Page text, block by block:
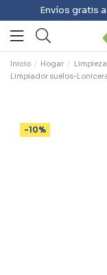
Envíos gratis
Inicio Hogar
Limpiador suelos-
-10%